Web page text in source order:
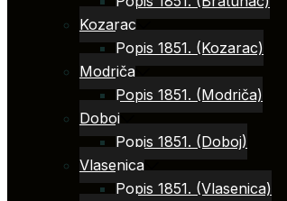
Kozarac
Popis 1851. (Kozarac)
Modriča
Popis 1851. (Modriča)
Doboj
Popis 1851. (Doboj)
Vlasenica
Popis 1851. (Vlasenica)